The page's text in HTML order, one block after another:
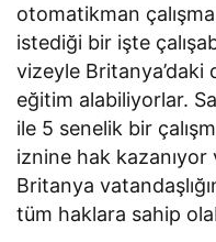
otomatikman
istediği bir işte
vizeyle Britanya’daki
eğitim alabiliyorlar.
ile 5 senelik bir
iznine hak kazanıyor
Britanya
tüm haklara sahip